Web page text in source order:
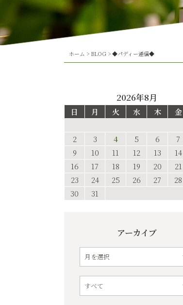
ホーム > BLOG>◆パディー通信◆
2026年8月
日 月 火 水 木 金
2
3 4 5 6 7
9
10 11 12 13 14
16
17 18 19 20 21
23
24 25 26 27 28
30
31
アーカイブ